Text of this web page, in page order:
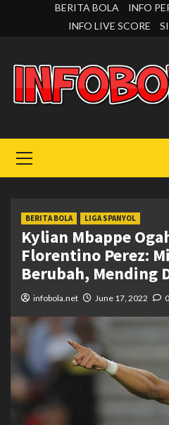
BERITA BOLA
INFO
INFO LIVE SCORE
Menu
BERITA BOLA LIGA SPANYOL
Kylian Mbappe
Florentino Perez:
Berubah, Mending
infobola.net June 17, 2022 0